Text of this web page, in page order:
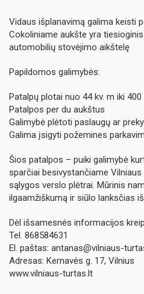
Vidaus išplanavimą galima keisti
Cokoliniame aukšte yra
automobilių stovėjimo aikštelę
Papildomos galimybės:
Patalpų plotai nuo 44 kv. m iki 400
Patalpos per du aukštus
Galimybė plėtoti paslaugų ar
Galima įsigyti požemines
Šios patalpos – puiki galimybė
sparčiai besivystančiame
sąlygos verslo plėtrai. Mūrinis
ilgaamžiškumą ir siūlo lanksčias
Dėl išsamesnės informacijos
Tel. 868584631
El. paštas: antanas@vilniaus-
Adresas: Kernavės g. 17, Vilnius
www.vilniaus-turtas.lt